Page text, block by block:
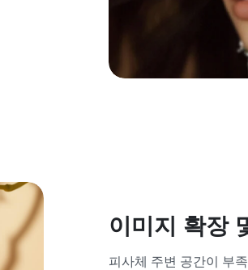
이미지 확장
피사체 주변 공간이 부